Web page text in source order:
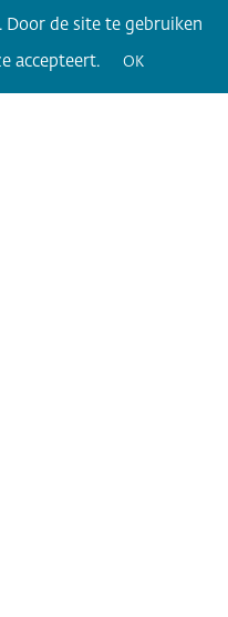
Volg 360Facebook LinkedIn Twitter
. Door de site te gebruiken
accepteert. OK